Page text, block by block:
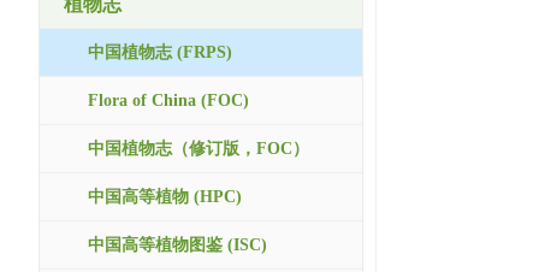
植物志
中国植物志 (FRPS)
Flora of China (FOC)
中国植物志（修订版，FOC）
中国高等植物 (HPC)
中国高等植物图鉴 (ISC)